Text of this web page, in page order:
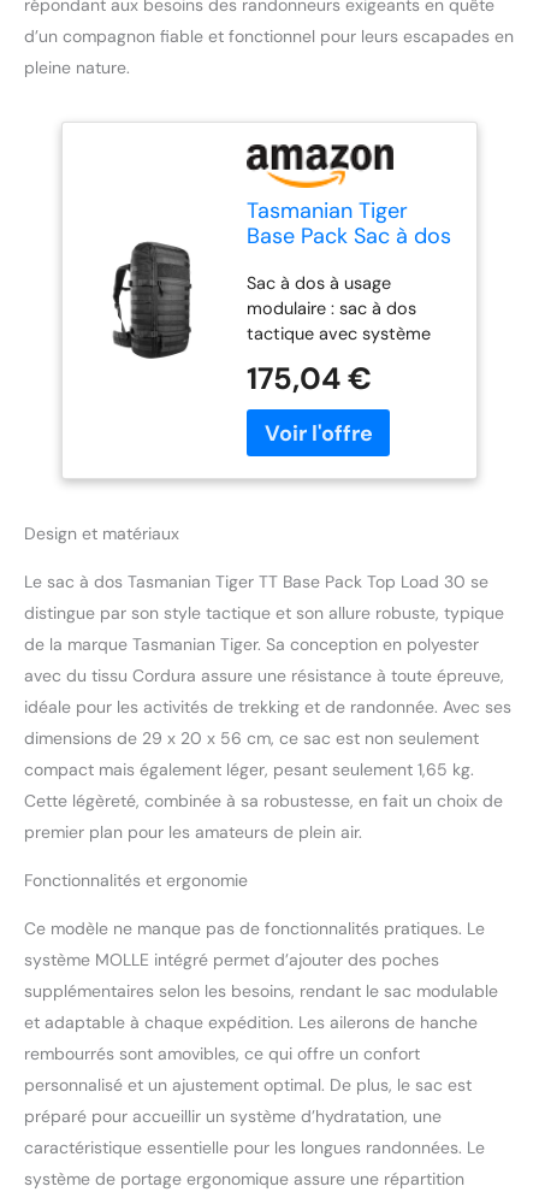
répondant aux besoins des randonneurs exigeants en quête
d’un compagnon fiable et fonctionnel pour leurs escapades en
pleine nature.
Tasmanian Tiger
Base Pack Sac à dos
dos rembourré
MOLLE Ceinture
poitrine réglable
Tissu Cordura, noir,
One Size
Sac à dos à usage
modulaire : sac à dos
tactique avec système
extension individuelle à
l'avant, sur les côtés et le
couvercle, idéal pour les
militaires, les aventures
en plein air et le trekking.
l'avant pour un
chargement rapide et
facile et un accès sûr à
Système de portage
ergonomique : le système
de portage arrière
rembourré et les ailerons
offrent un grand confort
et une répartition
Compatible avec le
préparation du système
d'hydratation et
compartiments intérieurs
pour une organisation
longues randonnées et les
activités en plein air.
Caractéristiques :
dimensions 56 x 29 x 20
poids 1,59 kg / matériau
175,04 €
Design et matériaux
Le sac à dos Tasmanian Tiger TT Base Pack Top Load 30 se
distingue par son style tactique et son allure robuste, typique
de la marque Tasmanian Tiger. Sa conception en polyester
avec du tissu Cordura assure une résistance à toute épreuve,
idéale pour les activités de trekking et de randonnée. Avec ses
dimensions de 29 x 20 x 56 cm, ce sac est non seulement
compact mais également léger, pesant seulement 1,65 kg.
Cette légèreté, combinée à sa robustesse, en fait un choix de
premier plan pour les amateurs de plein air.
Fonctionnalités et ergonomie
Ce modèle ne manque pas de fonctionnalités pratiques. Le
système MOLLE intégré permet d’ajouter des poches
supplémentaires selon les besoins, rendant le sac modulable
et adaptable à chaque expédition. Les ailerons de hanche
rembourrés sont amovibles, ce qui offre un confort
personnalisé et un ajustement optimal. De plus, le sac est
préparé pour accueillir un système d’hydratation, une
caractéristique essentielle pour les longues randonnées. Le
système de portage ergonomique assure une répartition